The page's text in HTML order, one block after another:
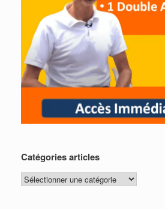
Catégories articles
Catégories
articles